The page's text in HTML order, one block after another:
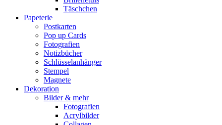
Täschchen
Papeterie
Postkarten
Pop up Cards
Fotografien
Notizbücher
Schlüsselanhänger
Stempel
Magnete
Dekoration
Bilder & mehr
Fotografien
Acrylbilder